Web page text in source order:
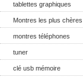
tablettes graphiques
Montres les plus
montres téléphones
tuner
clé usb mémoire